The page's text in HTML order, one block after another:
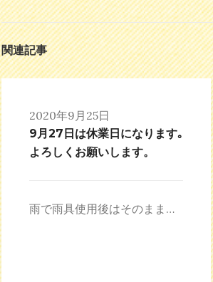
関連記事
2020年9月25日
9月27日は休業日になります｡
よろしくお願いします。
雨で雨具使用後はそのまま…